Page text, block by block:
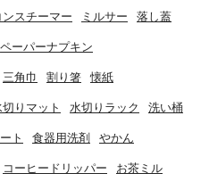
ンスチーマー ミルサー 落し蓋
ペーパーナプキン
三角巾 割り箸 懐紙
切りマット 水切りラック 洗い桶
ト 食器用洗剤 やかん
コーヒードリッパー お茶ミル